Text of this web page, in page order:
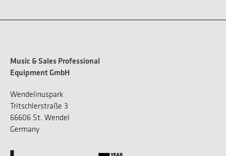
Music & Sales Professional
Equipment GmbH
Wendelinuspark
Tritschlerstraße 3
66606 St. Wendel
Germany